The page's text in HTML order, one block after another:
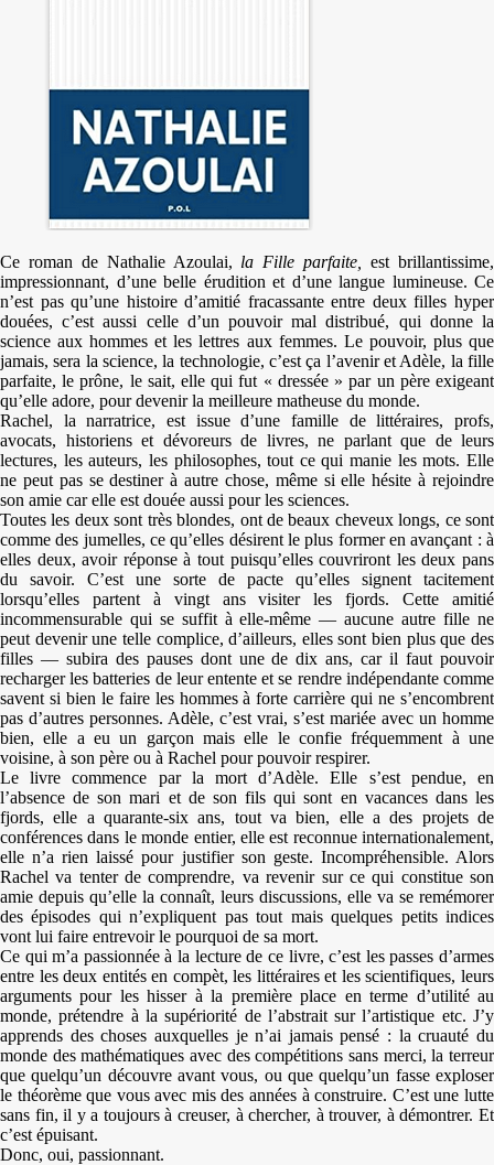
Ce roman de Nathalie Azoulai, la Fille parfaite,
est brillantissime,
impressionnant, d’une belle érudition et d’une langue lumineuse. Ce
n’est pas qu’une histoire d’amitié fracassante entre deux filles hyper
douées, c’est aussi celle d’un pouvoir mal distribué, qui donne la
science aux hommes et les lettres aux femmes. Le pouvoir, plus que
jamais, sera la science, la technologie, c’est ça l’avenir et Adèle, la fille
parfaite, le prône, le sait, elle qui fut « dressée » par un père exigeant
qu’elle adore, pour devenir la meilleure matheuse du monde.
Rachel, la narratrice, est issue d’une famille de littéraires, profs,
avocats, historiens et dévoreurs de livres, ne parlant que de leurs
lectures, les auteurs, les philosophes, tout ce qui manie les mots. Elle
ne peut pas se destiner à autre chose, même si elle hésite à rejoindre
son amie car elle est douée aussi pour les sciences.
Toutes les deux sont très blondes, ont de beaux cheveux longs, ce sont
comme des jumelles, ce qu’elles désirent le plus former en avançant : à
elles deux, avoir réponse à tout puisqu’elles couvriront les deux pans
du savoir. C’est une sorte de pacte qu’elles signent tacitement
lorsqu’elles partent à vingt ans visiter les fjords. Cette amitié
incommensurable qui se suffit à elle-même — aucune autre fille ne
peut devenir une telle complice, d’ailleurs, elles sont bien plus que des
filles — subira des pauses dont une de dix ans, car il faut pouvoir
recharger les batteries de leur entente et se rendre indépendante comme
savent si bien le faire les hommes à forte carrière qui ne s’encombrent
pas d’autres personnes. Adèle, c’est vrai, s’est mariée avec un homme
bien, elle a eu un garçon mais elle le confie fréquemment à une
voisine, à son père ou à Rachel pour pouvoir respirer.
Le livre commence par la mort d’Adèle. Elle s’est pendue, en
l’absence de son mari et de son fils qui sont en vacances dans les
fjords, elle a quarante-six ans, tout va bien, elle a des projets de
conférences dans le monde entier, elle est reconnue internationalement,
elle n’a rien laissé pour justifier son geste. Incompréhensible. Alors
Rachel va tenter de comprendre, va revenir sur ce qui constitue son
amie depuis qu’elle la connaît, leurs discussions, elle va se remémorer
des épisodes qui n’expliquent pas tout mais quelques petits indices
vont lui faire entrevoir le pourquoi de sa mort.
Ce qui m’a passionnée à la lecture de ce livre, c’est les passes d’armes
entre les deux entités en compèt, les littéraires et les scientifiques, leurs
arguments pour les hisser à la première place en terme d’utilité au
monde, prétendre à la supériorité de l’abstrait sur l’artistique etc. J’y
apprends des choses auxquelles je n’ai jamais pensé : la cruauté du
monde des mathématiques avec des compétitions sans merci, la terreur
que quelqu’un découvre avant vous, ou que quelqu’un fasse exploser
le théorème que vous avec mis des années à construire. C’est une lutte
sans fin, il y a toujours à creuser, à chercher, à trouver, à démontrer. Et
c’est épuisant.
Donc, oui, passionnant.